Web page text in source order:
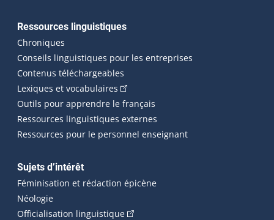
Ressources linguistiques
Chroniques
Conseils linguistiques pour les entreprises
Contenus téléchargeables
Lexiques et vocabulaires (Cet hyperlien externe s'ouvrira
Outils pour apprendre le français
Ressources linguistiques externes
Ressources pour le personnel enseignant
Sujets d’intérêt
Féminisation et rédaction épicène
Néologie
Officialisation linguistique(Cet hyperlien externe s'ouvrira